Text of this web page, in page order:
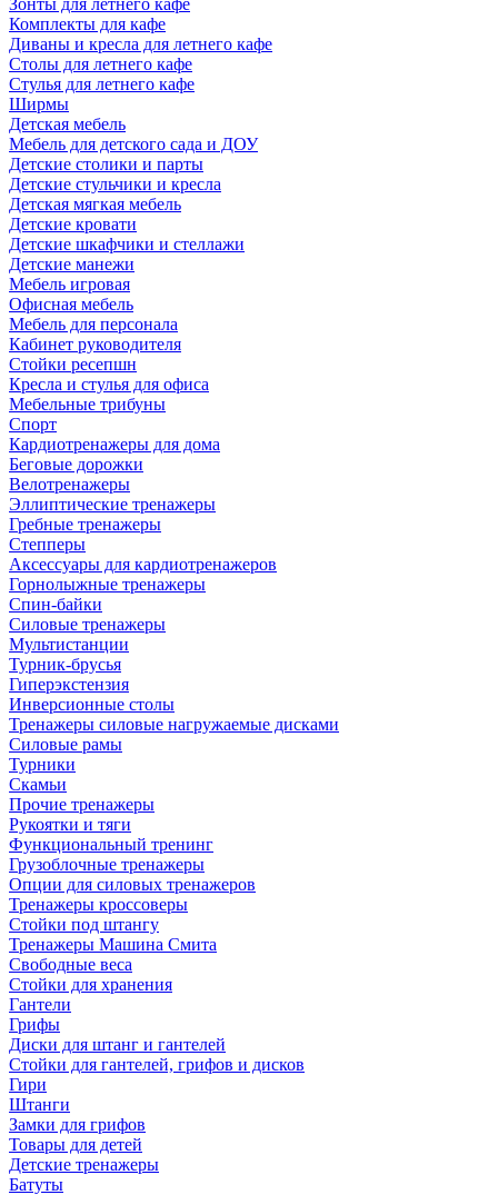
Зонты для летнего кафе
Комплекты для кафе
Диваны и кресла для летнего кафе
Столы для летнего кафе
Стулья для летнего кафе
Ширмы
Детская мебель
Мебель для детского сада и ДОУ
Детские столики и парты
Детские стульчики и кресла
Детская мягкая мебель
Детские кровати
Детские шкафчики и стеллажи
Детские манежи
Мебель игровая
Офисная мебель
Мебель для персонала
Кабинет руководителя
Стойки ресепшн
Кресла и стулья для офиса
Мебельные трибуны
Спорт
Кардиотренажеры для дома
Беговые дорожки
Велотренажеры
Эллиптические тренажеры
Гребные тренажеры
Степперы
Аксессуары для кардиотренажеров
Горнолыжные тренажеры
Спин-байки
Силовые тренажеры
Мультистанции
Турник-брусья
Гиперэкстензия
Инверсионные столы
Тренажеры силовые нагружаемые дисками
Силовые рамы
Турники
Скамьи
Прочие тренажеры
Рукоятки и тяги
Функциональный тренинг
Грузоблочные тренажеры
Опции для силовых тренажеров
Тренажеры кроссоверы
Стойки под штангу
Тренажеры Машина Смита
Свободные веса
Стойки для хранения
Гантели
Грифы
Диски для штанг и гантелей
Стойки для гантелей, грифов и дисков
Гири
Штанги
Замки для грифов
Товары для детей
Детские тренажеры
Батуты